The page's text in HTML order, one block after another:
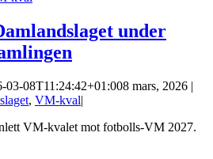
under
03-08T11:24:42+01:008 mars, 2026 |
, VM-kval|
VM-kvalet mot fotbolls-VM 2027.